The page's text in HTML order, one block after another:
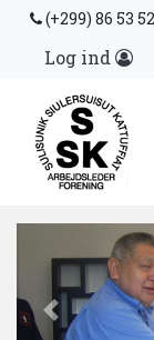
(+299) 86 53 52
Log ind
Previous